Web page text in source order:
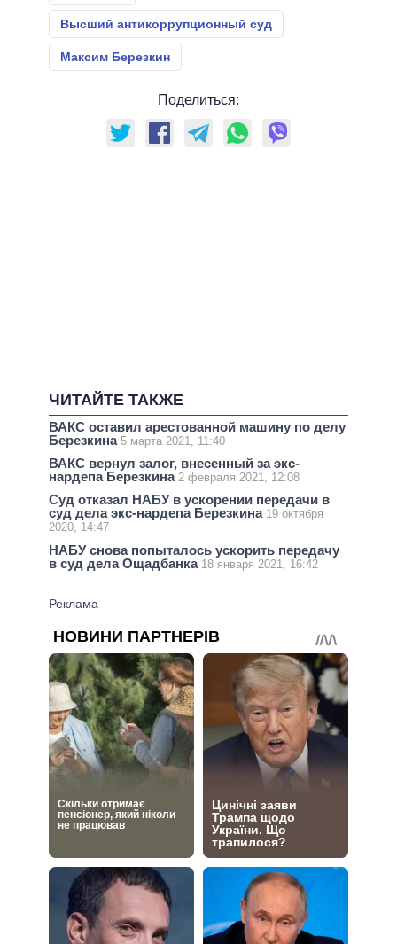
Высший антикоррупционный суд
Максим Березкин
Поделиться:
ЧИТАЙТЕ ТАКЖЕ
ВАКС оставил арестованной машину по делу
Березкина 5 марта 2021, 11:40
ВАКС вернул залог, внесенный за экс-
нардепа Березкина 2 февраля 2021, 12:08
Суд отказал НАБУ в ускорении передачи в
суд дела экс-нардепа Березкина 19 октября
2020, 14:47
НАБУ снова попыталось ускорить передачу
в суд дела Ощадбанка 18 января 2021, 16:42